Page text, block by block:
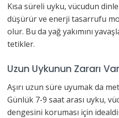
Kısa süreli uyku, vücudun
düşürür ve enerji tasarrufu
olur. Bu da yağ yakımını
tetikler.
Uzun Uykunun Zararı
Aşırı uzun süre uyumak da
Günlük 7-9 saat arası uyku,
dengesini koruması için